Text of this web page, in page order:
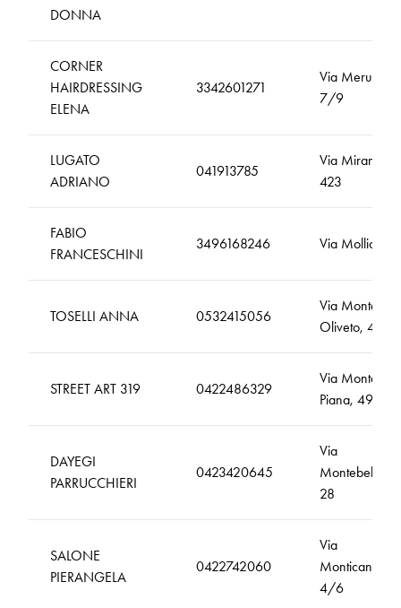
DONNA
CORNER
HAIRDRESSING
ELENA
3342601271
Via Merula
7/9
LUGATO
ADRIANO
041913785
Via Miranese,
423
FABIO
FRANCESCHINI
3496168246 Via Mollica, 7
TOSELLI ANNA 0532415056
Via Monte
Oliveto, 44
STREET ART 319 0422486329
Via Monte
Piana, 49
DAYEGI
PARRUCCHIERI
0423420645
Via
Montebelluna,
28
SALONE
PIERANGELA
0422742060
Via
Monticano,
4/6